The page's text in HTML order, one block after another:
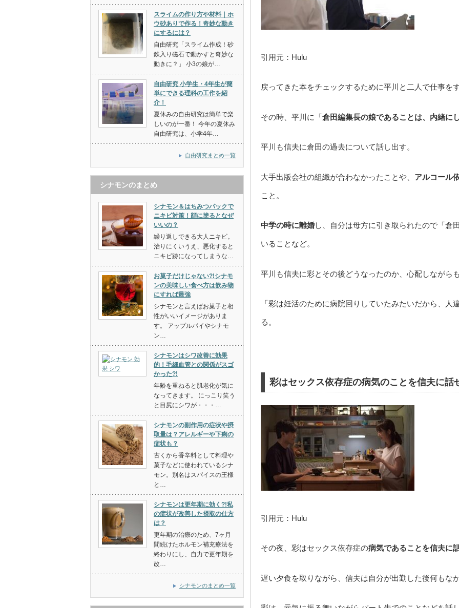
引用元：Hulu
戻ってきた本をチェックするために平川と二人で仕事をす
その時、平川に「倉田編集長の娘であることは、内緒に
平川も信夫に倉田の過去について話し出す。
大手出版会社の組織が合わなかったことや、 アルコール
こと。
中学の時に離婚し、自分は母方に引き取られたので「倉
いることなど。
平川も信夫に彩とその後どうなったのか、心配しながら
「彩は妊活のために病院回りしていたみたいだから、人
る。
彩はセックス依存症の病気のことを信夫に話
引用元：Hulu
その夜、彩はセックス依存症の病気であることを信夫に
遅い夕食を取りながら、信夫は自分が出勤した後何もな
スライムの作り方や材料｜ホ
ウ砂ありで作る！奇妙な動き
にするには？
自由研究「スライム作成！砂
鉄入り磁石で動かすと奇妙な
動きに？」 小3の娘が…
自由研究 小学生・4年生が簡
単にできる理科の工作を紹
介！
夏休みの自由研究は簡単で楽
しいのが一番！ 今年の夏休み
自由研究は、小学4年…
自由研究まとめ一覧
シナモンのまとめ
シナモン＆はちみつパックで
ニキビ対策！顔に塗るとなぜ
いいの？
繰り返しできる大人ニキビ。
治りにくいうえ、悪化すると
ニキビ跡になってしまうな…
お菓子だけじゃない?!シナモ
ンの美味しい食べ方は飲み物
にすれば最強
シナモンと言えばお菓子と相
性がいいイメージがありま
す。 アップルパイやシナモ
ン…
シナモンはシワ改善に効果
的！毛細血管との関係がスゴ
かった?!
年齢を重ねると肌老化が気に
なってきます。 にっこり笑う
と目尻にシワが・・・…
シナモンの副作用の症状や摂
取量は？アレルギーや下痢の
症状も？
古くから香辛料として料理や
菓子などに使われているシナ
モン。別名はスパイスの王様
と…
シナモンは更年期に効く?!私
の症状が改善した摂取の仕方
は？
更年期の治療のため、7ヶ月
間続けたホルモン補充療法を
終わりにし、自力で更年期を
改…
シナモンのまとめ一覧